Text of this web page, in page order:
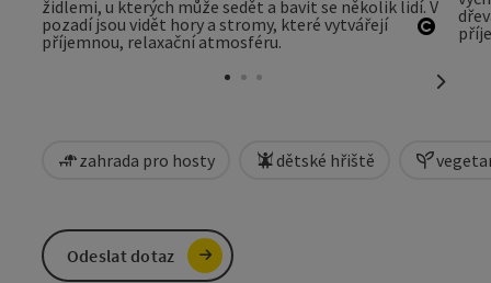
zahrada pro hosty dětské hřiště
Odeslat dotaz